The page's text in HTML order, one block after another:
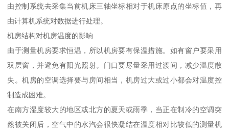
由控制系统去采集当前机床三轴坐标相对于机床原点的坐标值，再
由计算机系统对数据进行处理。
机房结构对机房温度的影响
由于测量机房要求恒温，所以机房要有保温措施。如有窗户要采用
双层窗，并避免有阳光照射。门口要尽量采用过渡间，减少温度散
失。机房的空调选择要与房间相当，机房过大或过小都会对温度控
制造成困难。
在南方湿度较大的地区或北方的夏天或雨季，当正在制冷的空调突
然被关闭后，空气中的水汽会很快凝结在温度相对比较低的测量机